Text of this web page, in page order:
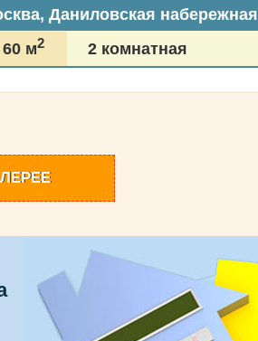
Даниловская набережная
60 м2 2 комнатная